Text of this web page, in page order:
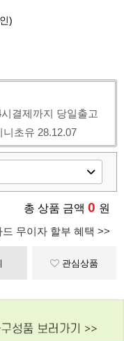
)
결제까지 당일출고
니초유 28.12.07
총 상품 금액 0 원
드 무이자 할부 혜택 >>
관심상품